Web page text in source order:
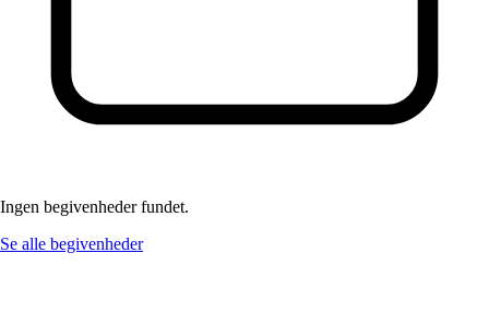
Ingen begivenheder fundet.
Se alle begivenheder